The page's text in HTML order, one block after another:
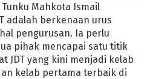
Mahkota Ismail
adalah berkenaan urus
pengurusan. Ia perlu
pihak mencapai satu titik
JDT yang kini menjadi kelab
kelab pertama terbaik di